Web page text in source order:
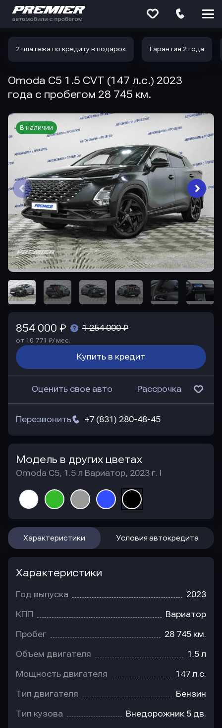
2 платежа по кредиту в подарок Гарантия 2 года
Omoda C5 1.5 CVT (147 л.с.) 2023
года с пробегом 28 745 км.
В наличии
854 000 ₽ 1 254 000 ₽
от 10 771 ₽/ мес.
Купить в кредит
Оценить свое авто Рассрочка
+7 (831) 280-48-45
Перезвонить
Модель в других цветах
Omoda C5, 1.5 л Вариатор, 2023 г. I
Характеристики Условия автокредита
Характеристики
Год выпуска 2023
КПП Вариатор
Пробег 28 745 км.
Объем двигателя 1.5 л
Мощность двигателя 147 л.с.
Тип двигателя Бензин
Тип кузова Внедорожник 5 дв.